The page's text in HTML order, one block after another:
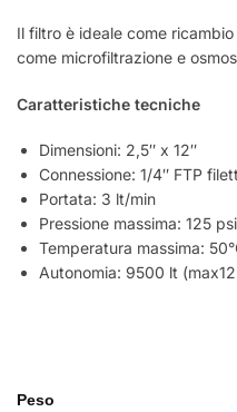
Il filtro è ideale come
come microfiltrazione e
Caratteristiche tecniche
Dimensioni: 2,5″ x 12″
Connessione: 1/4″ FTP
Portata: 3 lt/min
Pressione massima: 125
Temperatura massima:
Autonomia: 9500 lt
Peso